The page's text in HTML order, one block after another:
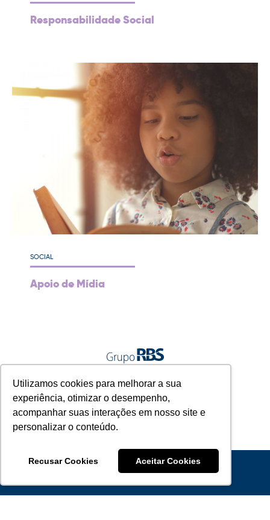
Utilizamos cookies para melhorar a sua
experiência, otimizar o desempenho,
acompanhar suas interações em nosso site e
personalizar o conteúdo.
Recusar Cookies Aceitar Cookies
Responsabilidade Social
SOCIAL
Apoio de Mídia
A gente vive junto.
© 2022 Grupo RBS - A Gente Vive Junto.